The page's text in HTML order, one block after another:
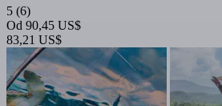
5 (6)
Od 90,45 US$
83,21 US$